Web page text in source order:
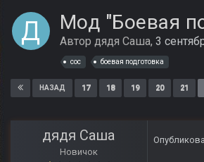
Мод "Боевая
Автор дядя Саша, 3
coc боевая подготовка
НАЗАД 17 18 19 20 21
дядя Саша
Новичок